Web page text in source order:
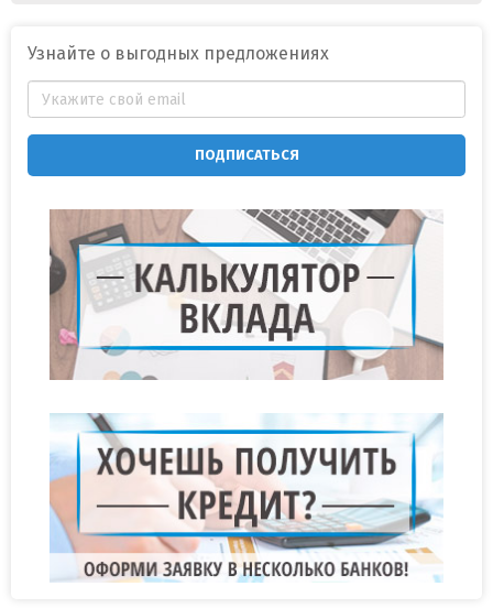
Узнайте о выгодных предложениях
ПОДПИСАТЬСЯ